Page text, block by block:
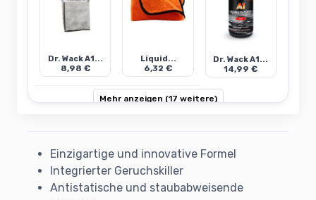
Dr. Wack A1...
8,98 €
Liquid...
6,32 €
Dr. Wack A1...
14,99 €
Mehr anzeigen (17 weitere)
Einzigartige und innovative Formel
Integrierter Geruchskiller
Antistatische und staubabweisende